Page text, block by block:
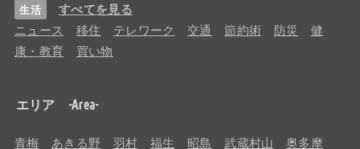
生活 すべてを見る
ニュース 移住 テレワーク 交通 節約術 防災
健
康・教育
買い物
エリア -Area-
青梅 あきる野 羽村 福生 昭島 武蔵村山 奥多摩